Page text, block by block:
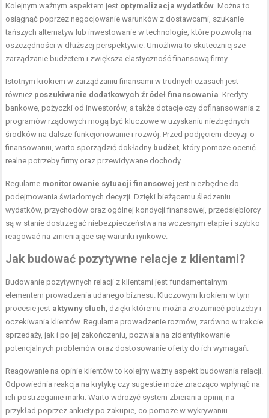
Kolejnym ważnym aspektem jest optymalizacja wydatków . Można to
osiągnąć poprzez negocjowanie warunków z dostawcami, szukanie
tańszych alternatyw lub inwestowanie w technologie, które pozwolą na
oszczędności w dłuższej perspektywie. Umożliwia to skuteczniejsze
zarządzanie budżetem i zwiększa elastyczność finansową firmy.
Istotnym krokiem w zarządzaniu finansami w trudnych czasach jest
również poszukiwanie dodatkowych źródeł finansowania . Kredyty
bankowe, pożyczki od inwestorów, a także dotacje czy dofinansowania z
programów rządowych mogą być kluczowe w uzyskaniu niezbędnych
środków na dalsze funkcjonowanie i rozwój. Przed podjęciem decyzji o
finansowaniu, warto sporządzić dokładny budżet , który pomoże ocenić
realne potrzeby firmy oraz przewidywane dochody.
Regularne monitorowanie sytuacji finansowej jest niezbędne do
podejmowania świadomych decyzji. Dzięki bieżącemu śledzeniu
wydatków, przychodów oraz ogólnej kondycji finansowej, przedsiębiorcy
są w stanie dostrzegać niebezpieczeństwa na wczesnym etapie i szybko
reagować na zmieniające się warunki rynkowe.
Jak budować pozytywne relacje z klientami?
Budowanie pozytywnych relacji z klientami jest fundamentalnym
elementem prowadzenia udanego biznesu. Kluczowym krokiem w tym
procesie jest aktywny słuch , dzięki któremu można zrozumieć potrzeby i
oczekiwania klientów. Regularne prowadzenie rozmów, zarówno w trakcie
sprzedaży, jak i po jej zakończeniu, pozwala na zidentyfikowanie
potencjalnych problemów oraz dostosowanie oferty do ich wymagań.
Reagowanie na opinie klientów to kolejny ważny aspekt budowania relacji.
Odpowiednia reakcja na krytykę czy sugestie może znacząco wpłynąć na
ich postrzeganie marki. Warto wdrożyć system zbierania opinii, na
przykład poprzez ankiety po zakupie, co pomoże w wykrywaniu